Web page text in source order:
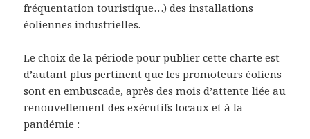
fréquentation touristique…) des installations
éoliennes industrielles.
Le choix de la période pour publier cette charte est
d’autant plus pertinent que les promoteurs éoliens
sont en embuscade, après des mois d’attente liée au
renouvellement des exécutifs locaux et à la
pandémie :